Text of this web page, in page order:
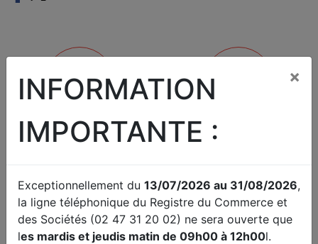
RCS
SUIVRE UNE FORMALITÉ AU
dossier déposé au greffe
INFORMATION
IMPORTANTE :
×
Exceptionnellement du 13/07/2026 au 31/08/2026,
la ligne téléphonique du Registre du Commerce et
des Sociétés (02 47 31 20 02) ne sera ouverte que
les mardis et jeudis matin de 09h00 à 12h00l.